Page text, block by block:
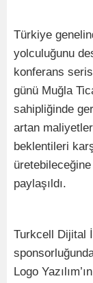
Türkiye
yolculuğunu
konferans
günü Muğla
sahipliğinde
artan
beklentileri
paylaşıldı.
Turkcell Dijital
Logo